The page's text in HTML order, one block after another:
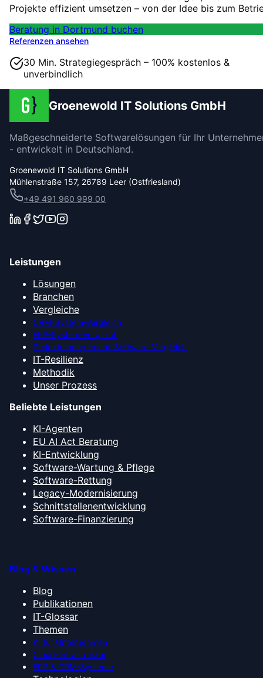
Projekte effizient umsetzen – von der Idee bis zum
Beratung in Dortmund buchen
Referenzen ansehen
30 Min. Strategiegespräch – 100% kostenlos &
unverbindlich
Groenewold IT Solutions GmbH
Maßgeschneiderte Softwarelösungen für Ihr
- entwickelt in Deutschland.
Groenewold IT Solutions GmbH
Mühlenstraße 157, 26789 Leer (Ostfriesland)
+49 491 960 999 00
Leistungen
Lösungen
Branchen
Vergleiche
CRM-System-Vergleich
ERP-System-Vergleich
Projektmanagement-Software-Vergleich
IT-Resilienz
Methodik
Unser Prozess
Beliebte Leistungen
KI-Agenten
EU AI Act Beratung
KI-Entwicklung
Software-Wartung & Pflege
Software-Rettung
Legacy-Modernisierung
Schnittstellenentwicklung
Software-Finanzierung
Blog & Wissen
Blog
Publikationen
IT-Glossar
Themen
KI für Unternehmen
Cloud-Infrastruktur
ERP & CRM-Systeme